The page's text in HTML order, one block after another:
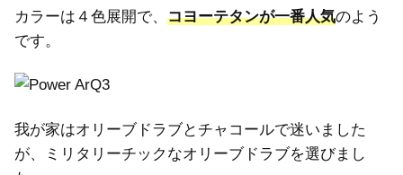
カラーは４色展開で、 コヨーテタンが一番人気のよう
です。
我が家はオリーブドラブとチャコールで迷いました
が、ミリタリーチックなオリーブドラブを選びまし